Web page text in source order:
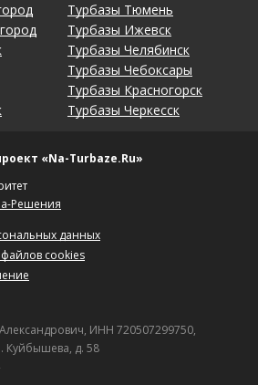
Турбазы Тюмень
Турбазы Ижевск
Турбазы Челябинск
Турбазы Чебоксары
Турбазы Красногорск
Турбазы Черкесск
«Na-Turbaze.Ru»
Решения
данных
cookies
ИНН 720507299750,
Куйбышева, д. 58